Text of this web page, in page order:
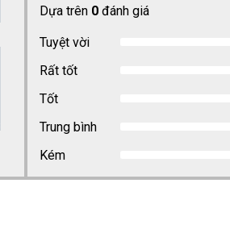
Dựa trên 0 đánh giá
Tuyệt vời
Rất tốt
Tốt
Trung bình
Kém